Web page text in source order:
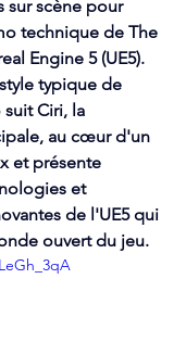
sur scène pour
technique de The
Engine 5 (UE5).
typique de
Ciri, la
au cœur d'un
et présente
et
de l'UE5 qui
ouvert du jeu.